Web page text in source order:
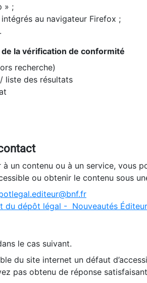
» ;
au navigateur Firefox ;
de la vérification de conformité
recherche)
liste des résultats
à un contenu ou à un service,
ou obtenir le contenu sous
du dépôt légal - Nouveautés
le cas suivant.
du site internet un défaut
pas obtenu de réponse